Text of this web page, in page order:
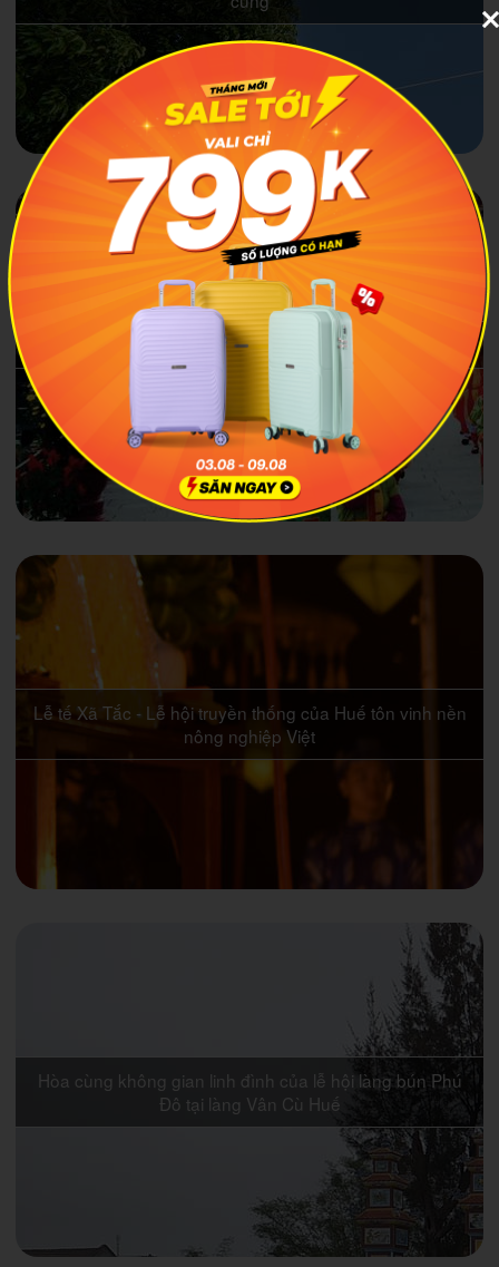
Khám phá lễ Rước Hến - Lễ hội độc đáo của xứ kinh kỳ
Lễ tế Xã Tắc - Lễ hội truyền thống của Huế tôn vinh nền
nông nghiệp Việt
Hòa cùng không gian linh đình của lễ hội làng bún Phú
Đô tại làng Vân Cù Huế